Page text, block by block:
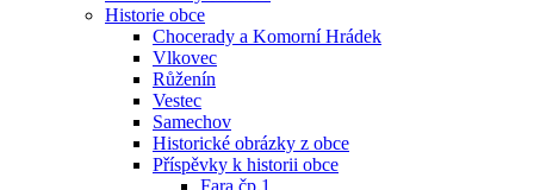
Historie obce
Chocerady a Komorní Hrádek
Vlkovec
Růženín
Vestec
Samechov
Historické obrázky z obce
Příspěvky k historii obce
Fara čp.1